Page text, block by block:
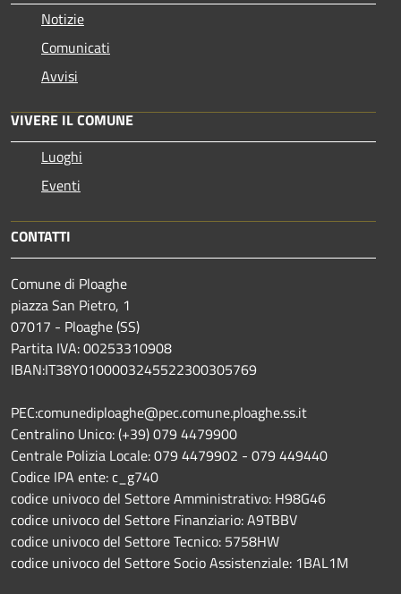
Notizie
Comunicati
Avvisi
VIVERE IL COMUNE
Luoghi
Eventi
CONTATTI
Comune di Ploaghe
piazza San Pietro, 1
07017 - Ploaghe (SS)
Partita IVA: 00253310908
IBAN:IT38Y0100003245522300305769
PEC:comunediploaghe@pec.comune.ploaghe.ss.it
Centralino Unico: (+39) 079 4479900
Centrale Polizia Locale: 079 4479902 - 079 449440
Codice IPA ente: c_g740
codice univoco del Settore Amministrativo: H98G46
codice univoco del Settore Finanziario: A9TBBV
codice univoco del Settore Tecnico: 5758HW
codice univoco del Settore Socio Assistenziale: 1BAL1M